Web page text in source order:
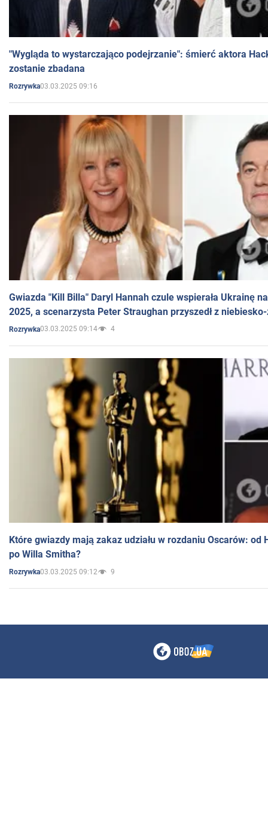
"Wygląda to wystarczająco podejrzanie": śmierć aktora
zostanie zbadana
Rozrywka03.03.2025 09:16
Gwiazda "Kill Billa" Daryl Hannah czule wspierała Ukrainę
2025, a scenarzysta Peter Straughan przyszedł z
Rozrywka03.03.2025 09:14 4
Które gwiazdy mają zakaz udziału w rozdaniu Oscarów: od
po Willa Smitha?
Rozrywka03.03.2025 09:12 9